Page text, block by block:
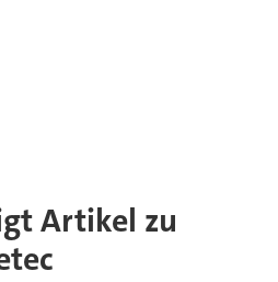
Artikel zu